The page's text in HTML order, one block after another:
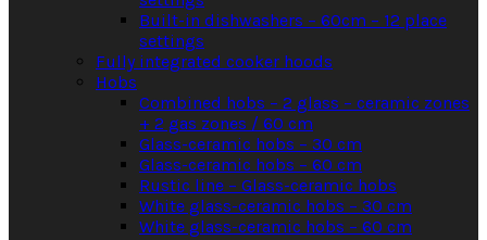
Built-in dishwashers – 60cm – 12 place
settings
Fully integrated cooker hoods
Hobs
Combined hobs – 2 glass – ceramic zones
+ 2 gas zones / 60 cm
Glass-ceramic hobs – 30 cm
Glass-ceramic hobs – 60 cm
Rustic line – Glass-ceramic hobs
White glass-ceramic hobs – 30 cm
White glass-ceramic hobs – 60 cm